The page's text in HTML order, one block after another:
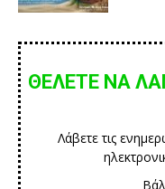
ΘΕΛΕΤΕ ΝΑ
Λάβετε τις